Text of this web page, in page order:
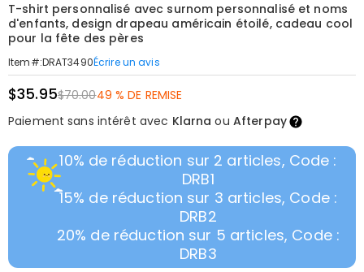
T-shirt personnalisé avec surnom personnalisé et noms
d'enfants, design drapeau américain étoilé, cadeau cool
pour la fête des pères
Item#:DRAT3490Écrire un avis
$35.95$70.0049 % DE REMISE
Paiement sans intérêt avec Klarna ou Afterpay
10% de réduction sur 2 articles, Code :
DRB1
15% de réduction sur 3 articles, Code :
DRB2
20% de réduction sur 5 articles, Code :
DRB3